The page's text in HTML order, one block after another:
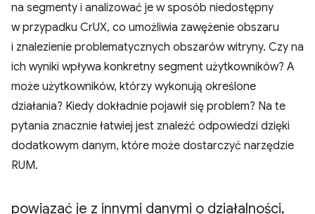
na segmenty i analizować je w sposób niedostępny
w przypadku CrUX, co umożliwia zawężenie obszaru
i znalezienie problematycznych obszarów witryny. Czy na
ich wyniki wpływa konkretny segment użytkowników? A
może użytkowników, którzy wykonują określone
działania? Kiedy dokładnie pojawił się problem? Na te
pytania znacznie łatwiej jest znaleźć odpowiedzi dzięki
dodatkowym danym, które może dostarczyć narzędzie
RUM.
powiązać je z innymi danymi o działalności,